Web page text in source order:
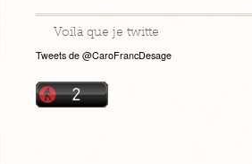
Voilà que je twitte
Tweets de @CaroFrancDesage